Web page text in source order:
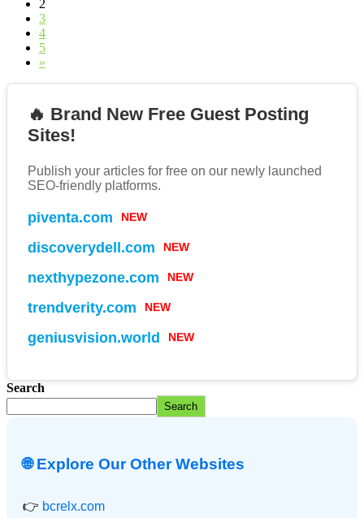
2
3
4
5
»
🔥 Brand New Free Guest Posting
Sites!
Publish your articles for free on our newly launched
SEO-friendly platforms.
piventa.com NEW
discoverydell.com NEW
nexthypezone.com NEW
trendverity.com NEW
geniusvision.world NEW
Search
Search
🌐 Explore Our Other Websites
👉 bcrelx.com